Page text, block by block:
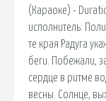
(Караоке) -
исполнитель:
те края Радуга
беги. Побежали,
сердце в ритме
весны. Солнце,